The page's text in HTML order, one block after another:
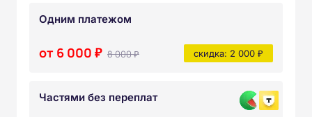
Одним платежом
от 6 000 ₽ 8 000 ₽ скидка: 2 000 ₽
Частями без переплат